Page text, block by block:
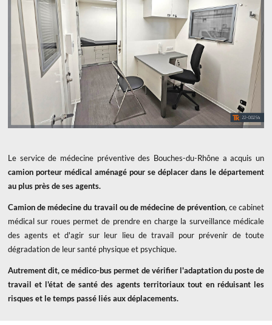
Le service de médecine préventive des Bouches-du-Rhône a acquis un
camion porteur médical aménagé pour se déplacer dans le département
au plus près de ses agents.
Camion de médecine du travail ou de médecine de prévention, ce cabinet
médical sur roues permet de prendre en charge la surveillance médicale
des agents et d'agir sur leur lieu de travail pour prévenir de toute
dégradation de leur santé physique et psychique.
Autrement dit, ce médico-bus permet de vérifier l'adaptation du poste de
travail et l'état de santé des agents territoriaux tout en réduisant les
risques et le temps passé liés aux déplacements.